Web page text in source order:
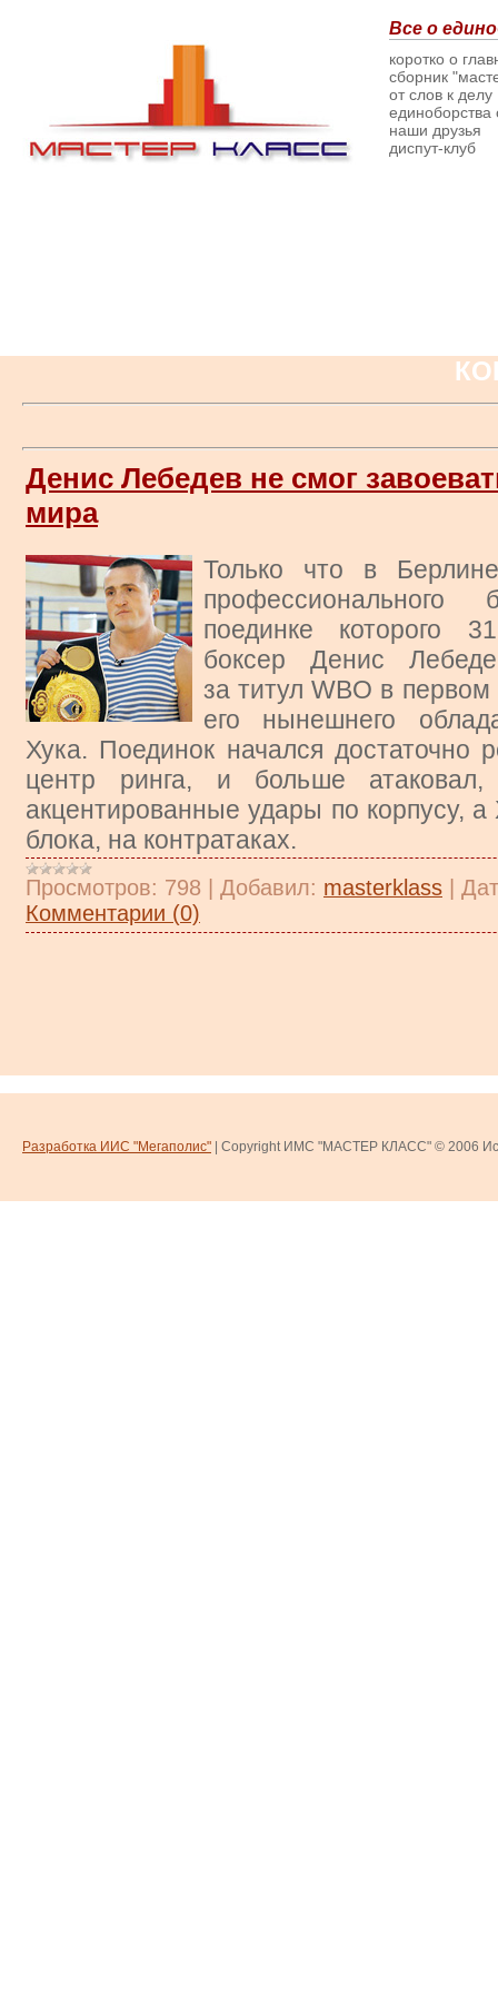
Все о
коротко о
сборник
от слов к делу
наши друзья
диспут-клуб
Денис Лебедев не смог
мира
Только что в
поединке которого
боксер Денис
за титул WBO в
его нынешнего
Хука. Поединок начался достаточно
центр ринга, и больше атаковал,
акцентированные удары по корпусу, а
блока, на контратаках.
Просмотров: 798 Добавил: masterklass
Комментарии (0)
Разработка ИИС "Мегаполис" | Copyright ИМС "МАСТЕР КЛАСС" © 2006